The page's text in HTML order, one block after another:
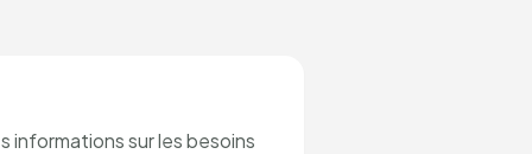
informations sur les besoins